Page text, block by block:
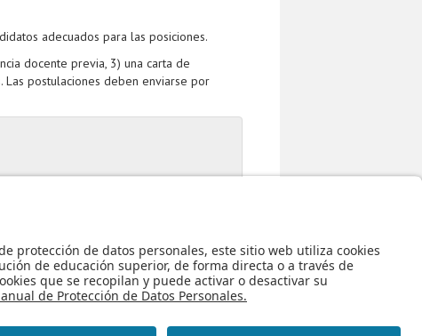
adecuados para las posiciones.
docente previa, 3) una carta de
Las postulaciones deben enviarse por